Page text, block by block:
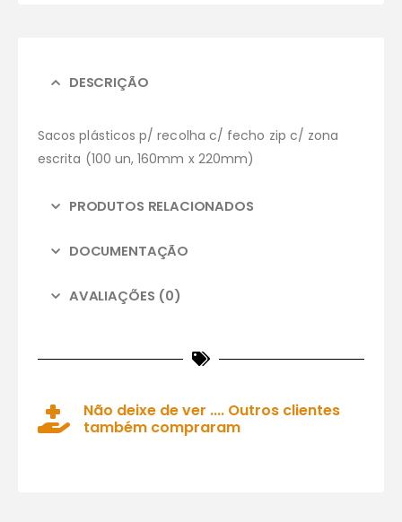
DESCRIÇÃO
Sacos plásticos p/ recolha c/ fecho zip c/ zona
escrita (100 un, 160mm x 220mm)
PRODUTOS RELACIONADOS
DOCUMENTAÇÃO
AVALIAÇÕES (0)
Não deixe de ver .... Outros clientes
também compraram